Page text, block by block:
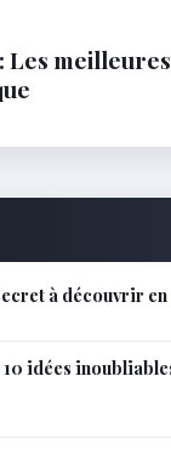
Les
à découvrir
idées